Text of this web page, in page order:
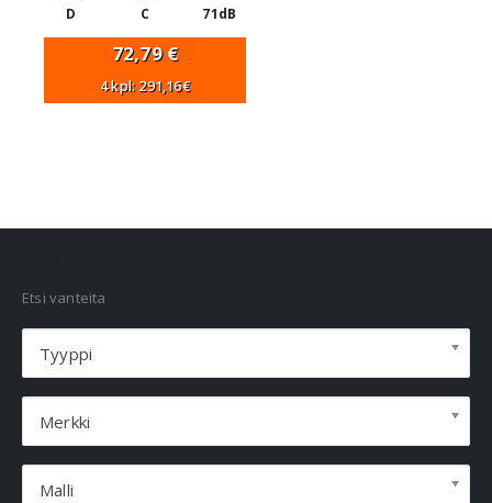
D C 71dB
72,79€
4 kpl: 291,16€
Etsi vanteita
Tyyppi
Merkki
Malli